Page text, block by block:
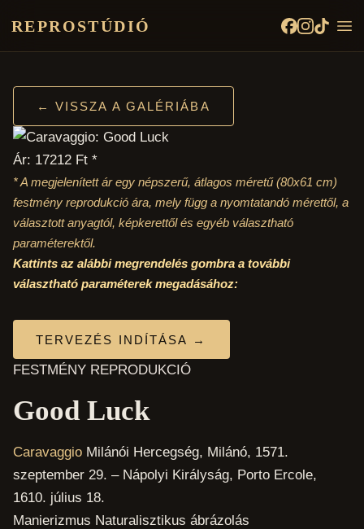
REPROSTÚDIÓ
← VISSZA A GALÉRIÁBA
Ár: 17212 Ft *
* A megjelenített ár egy népszerű, átlagos méretű(80x61 cm)
festmény reprodukció ára, mely függ a nyomtatandó mérettől, a
választott anyagtól, képkerettől és egyéb választható
paraméterektől.
Kattints az alábbi megrendelés gombra a további
választható paraméterek megadásához:
TERVEZÉS INDÍTÁSA →
FESTMÉNY REPRODUKCIÓ
Good Luck
Caravaggio Milánói Hercegség, Milánó, 1571.
szeptember 29. – Nápolyi Királyság, Porto Ercole,
1610. július 18.
Manierizmus Naturalisztikus ábrázolás